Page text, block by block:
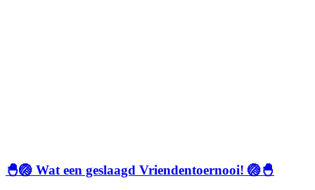
🐣🏐 Wat een geslaagd Vriendentoernooi! 🏐🐣